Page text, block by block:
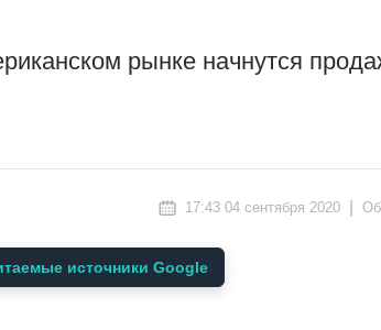
рынке начнутся
17:43 04 сентября 2020
источники Google